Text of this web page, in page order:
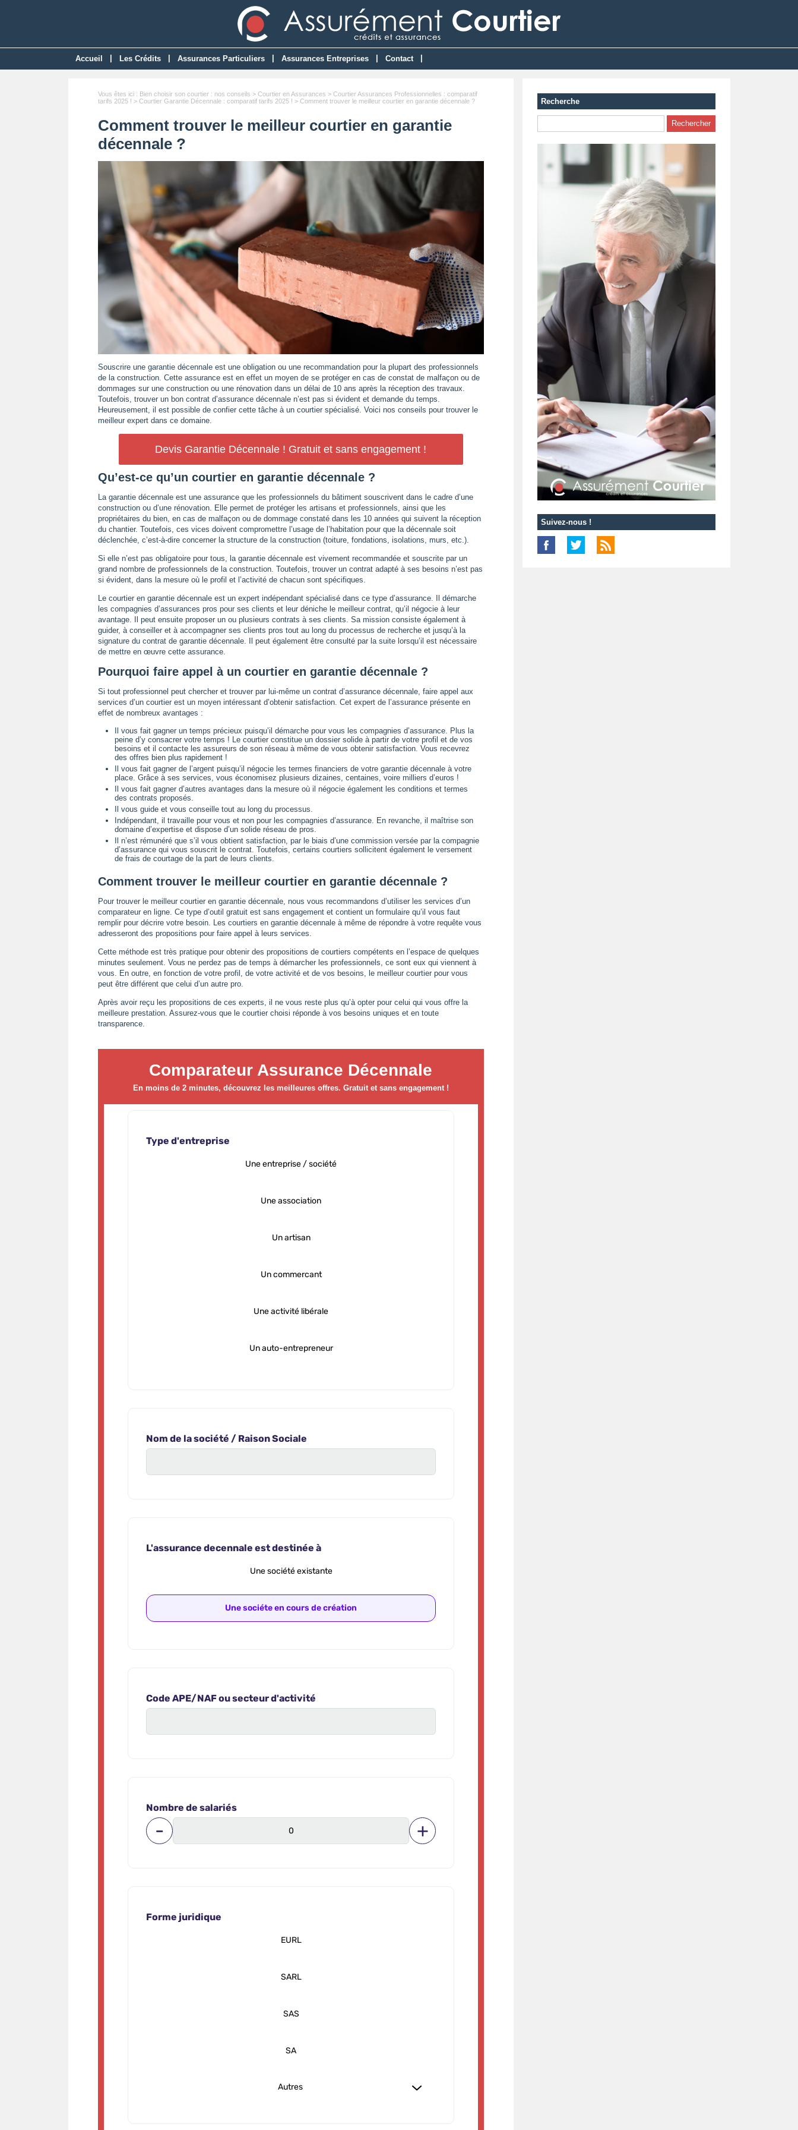
Accueil Les Crédits Assurances Particuliers Assurances Entreprises Contact
Vous êtes ici : Bien choisir son courtier : nos conseils > Courtier en Assurances > Courtier Assurances Professionnelles : comparatif
tarifs 2025 ! > Courtier Garantie Décennale : comparatif tarifs 2025 ! > Comment trouver le meilleur courtier en garantie décennale ?
Comment trouver le meilleur courtier en garantie
décennale ?
Souscrire une garantie décennale est une obligation ou une recommandation pour la plupart des professionnels
de la construction. Cette assurance est en effet un moyen de se protéger en cas de constat de malfaçon ou de
dommages sur une construction ou une rénovation dans un délai de 10 ans après la réception des travaux.
Toutefois, trouver un bon contrat d’assurance décennale n’est pas si évident et demande du temps.
Heureusement, il est possible de confier cette tâche à un courtier spécialisé. Voici nos conseils pour trouver le
meilleur expert dans ce domaine.
Devis Garantie Décennale ! Gratuit et sans engagement !
Qu’est-ce qu’un courtier en garantie décennale ?
La garantie décennale est une assurance que les professionnels du bâtiment souscrivent dans le cadre d’une
construction ou d’une rénovation. Elle permet de protéger les artisans et professionnels, ainsi que les
propriétaires du bien, en cas de malfaçon ou de dommage constaté dans les 10 années qui suivent la réception
du chantier. Toutefois, ces vices doivent compromettre l’usage de l’habitation pour que la décennale soit
déclenchée, c’est-à-dire concerner la structure de la construction (toiture, fondations, isolations, murs, etc.).
Si elle n’est pas obligatoire pour tous, la garantie décennale est vivement recommandée et souscrite par un
grand nombre de professionnels de la construction. Toutefois, trouver un contrat adapté à ses besoins n’est pas
si évident, dans la mesure où le profil et l’activité de chacun sont spécifiques.
Le courtier en garantie décennale est un expert indépendant spécialisé dans ce type d’assurance. Il démarche
les compagnies d’assurances pros pour ses clients et leur déniche le meilleur contrat, qu’il négocie à leur
avantage. Il peut ensuite proposer un ou plusieurs contrats à ses clients. Sa mission consiste également à
guider, à conseiller et à accompagner ses clients pros tout au long du processus de recherche et jusqu’à la
signature du contrat de garantie décennale. Il peut également être consulté par la suite lorsqu’il est nécessaire
de mettre en œuvre cette assurance.
Pourquoi faire appel à un courtier en garantie décennale ?
Si tout professionnel peut chercher et trouver par lui-même un contrat d’assurance décennale, faire appel aux
services d’un courtier est un moyen intéressant d’obtenir satisfaction. Cet expert de l’assurance présente en
effet de nombreux avantages :
Il vous fait gagner un temps précieux puisqu’il démarche pour vous les compagnies d’assurance. Plus la
peine d’y consacrer votre temps ! Le courtier constitue un dossier solide à partir de votre profil et de vos
besoins et il contacte les assureurs de son réseau à même de vous obtenir satisfaction. Vous recevrez
des offres bien plus rapidement !
Il vous fait gagner de l’argent puisqu’il négocie les termes financiers de votre garantie décennale à votre
place. Grâce à ses services, vous économisez plusieurs dizaines, centaines, voire milliers d’euros !
Il vous fait gagner d’autres avantages dans la mesure où il négocie également les conditions et termes
des contrats proposés.
Il vous guide et vous conseille tout au long du processus.
Indépendant, il travaille pour vous et non pour les compagnies d’assurance. En revanche, il maîtrise son
domaine d’expertise et dispose d’un solide réseau de pros.
Il n’est rémunéré que s’il vous obtient satisfaction, par le biais d’une commission versée par la compagnie
d’assurance qui vous souscrit le contrat. Toutefois, certains courtiers sollicitent également le versement
de frais de courtage de la part de leurs clients.
Comment trouver le meilleur courtier en garantie décennale ?
Pour trouver le meilleur courtier en garantie décennale, nous vous recommandons d’utiliser les services d’un
comparateur en ligne. Ce type d’outil gratuit est sans engagement et contient un formulaire qu’il vous faut
remplir pour décrire votre besoin. Les courtiers en garantie décennale à même de répondre à votre requête vous
adresseront des propositions pour faire appel à leurs services.
Cette méthode est très pratique pour obtenir des propositions de courtiers compétents en l’espace de quelques
minutes seulement. Vous ne perdez pas de temps à démarcher les professionnels, ce sont eux qui viennent à
vous. En outre, en fonction de votre profil, de votre activité et de vos besoins, le meilleur courtier pour vous
peut être différent que celui d’un autre pro.
Après avoir reçu les propositions de ces experts, il ne vous reste plus qu’à opter pour celui qui vous offre la
meilleure prestation. Assurez-vous que le courtier choisi réponde à vos besoins uniques et en toute
transparence.
Comparateur Assurance Décennale
En moins de 2 minutes, découvrez les meilleures offres. Gratuit et sans engagement !
Recherche
Suivez-nous !